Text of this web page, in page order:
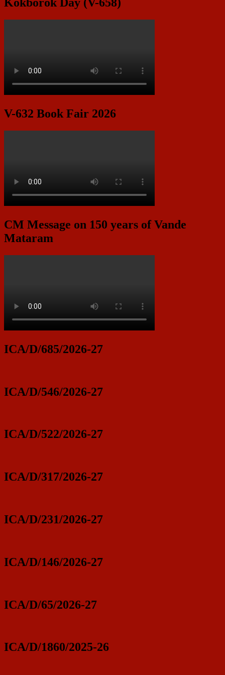
Kokborok Day (V-658)
V-632 Book Fair 2026
CM Message on 150 years of Vande
Mataram
ICA/D/685/2026-27
ICA/D/546/2026-27
ICA/D/522/2026-27
ICA/D/317/2026-27
ICA/D/231/2026-27
ICA/D/146/2026-27
ICA/D/65/2026-27
ICA/D/1860/2025-26